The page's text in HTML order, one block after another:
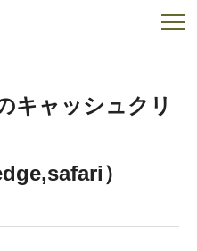
キャッシュクリ
）